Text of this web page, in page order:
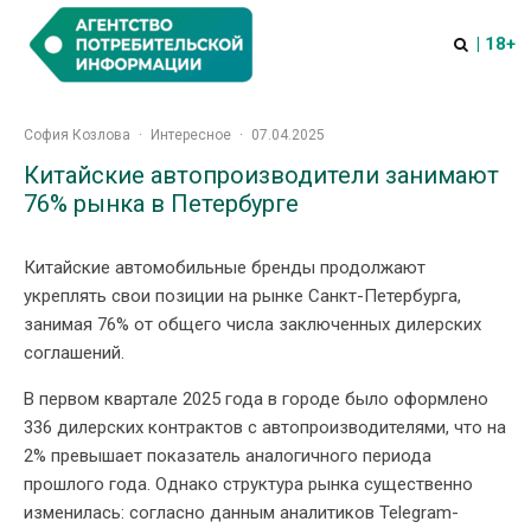
| 18+
София Козлова · Интересное · 07.04.2025
Китайские автопроизводители занимают
76% рынка в Петербурге
Китайские автомобильные бренды продолжают
укреплять свои позиции на рынке Санкт-Петербурга,
занимая 76% от общего числа заключенных дилерских
соглашений.
В первом квартале 2025 года в городе было оформлено
336 дилерских контрактов с автопроизводителями, что на
2% превышает показатель аналогичного периода
прошлого года. Однако структура рынка существенно
изменилась: согласно данным аналитиков Telegram-